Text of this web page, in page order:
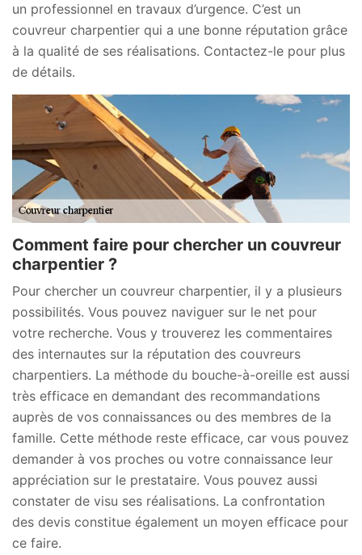
un professionnel en travaux d’urgence. C’est un
couvreur charpentier qui a une bonne réputation grâce
à la qualité de ses réalisations. Contactez-le pour plus
de détails.
Comment faire pour chercher un couvreur
charpentier ?
Pour chercher un couvreur charpentier, il y a plusieurs
possibilités. Vous pouvez naviguer sur le net pour
votre recherche. Vous y trouverez les commentaires
des internautes sur la réputation des couvreurs
charpentiers. La méthode du bouche-à-oreille est aussi
très efficace en demandant des recommandations
auprès de vos connaissances ou des membres de la
famille. Cette méthode reste efficace, car vous pouvez
demander à vos proches ou votre connaissance leur
appréciation sur le prestataire. Vous pouvez aussi
constater de visu ses réalisations. La confrontation
des devis constitue également un moyen efficace pour
ce faire.